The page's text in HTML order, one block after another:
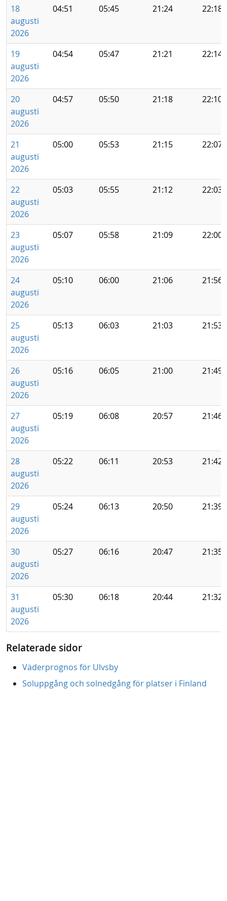
18
augusti
2026
04:51 05:45 21:24 22:18
19
augusti
2026
04:54 05:47 21:21 22:14
20
augusti
2026
04:57 05:50 21:18 22:10
21
augusti
2026
05:00 05:53 21:15 22:07
22
augusti
2026
05:03 05:55 21:12 22:03
23
augusti
2026
05:07 05:58 21:09 22:00
24
augusti
2026
05:10 06:00 21:06 21:56
25
augusti
2026
05:13 06:03 21:03 21:53
26
augusti
2026
05:16 06:05 21:00 21:49
27
augusti
2026
05:19 06:08 20:57 21:46
28
augusti
2026
05:22 06:11 20:53 21:42
29
augusti
2026
05:24 06:13 20:50 21:39
30
augusti
2026
05:27 06:16 20:47 21:35
31
augusti
2026
05:30 06:18 20:44 21:32
Relaterade sidor
Väderprognos för Ulvsby
Soluppgång och solnedgång för platser i Finland